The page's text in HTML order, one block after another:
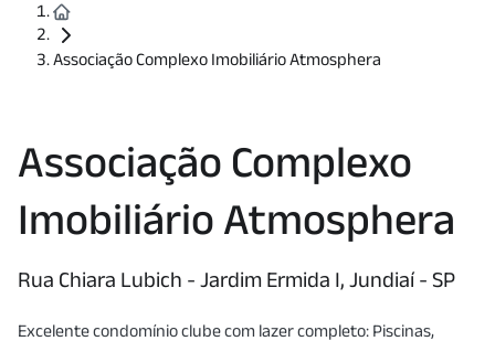
Associação Complexo Imobiliário Atmosphera
Associação Complexo
Imobiliário Atmosphera
Rua Chiara Lubich - Jardim Ermida I, Jundiaí - SP
Excelente condomínio clube com lazer completo: Piscinas,